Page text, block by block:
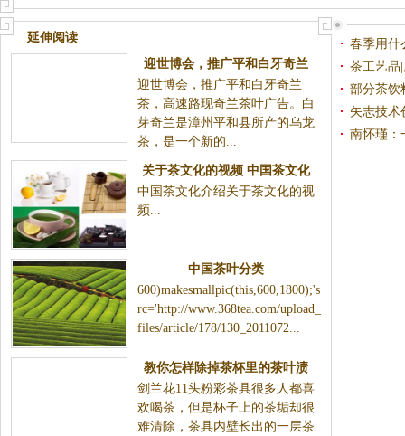
化变化
延伸阅读
迎世博会，推广平和白牙奇兰
茶，高速路现奇兰茶叶广告
迎世博会，推广平和白牙奇兰
茶，高速路现奇兰茶叶广告。白
芽奇兰是漳州平和县所产的乌龙
茶，是一个新的...
关于茶文化的视频 中国茶文化
介绍
中国茶文化介绍关于茶文化的视
频...
中国茶叶分类
600)makesmallpic(this,600,1800);'s
rc='http://www.368tea.com/upload_
files/article/178/130_2011072...
教你怎样除掉茶杯里的茶叶渍
剑兰花11头粉彩茶具很多人都喜
欢喝茶，但是杯子上的茶垢却很
难清除，茶具内壁长出的一层茶
春季用什
茶工艺品
部分茶饮
矢志技
发展奠基
南怀瑾：